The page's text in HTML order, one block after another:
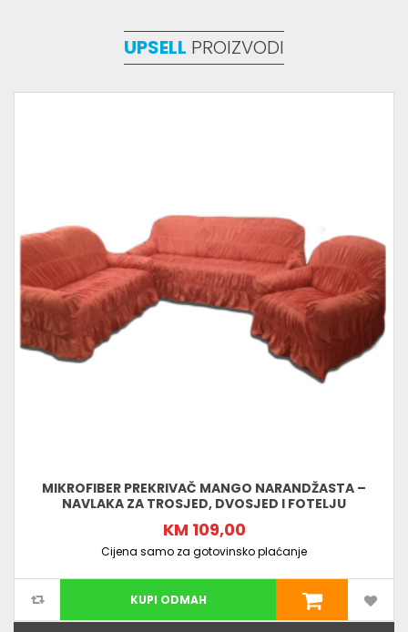
UPSELL PROIZVODI
MIKROFIBER PREKRIVAČ MANGO NARANDŽASTA –
NAVLAKA ZA TROSJED, DVOSJED I FOTELJU
KM 109,00
Cijena samo za gotovinsko plaćanje
KUPI ODMAH